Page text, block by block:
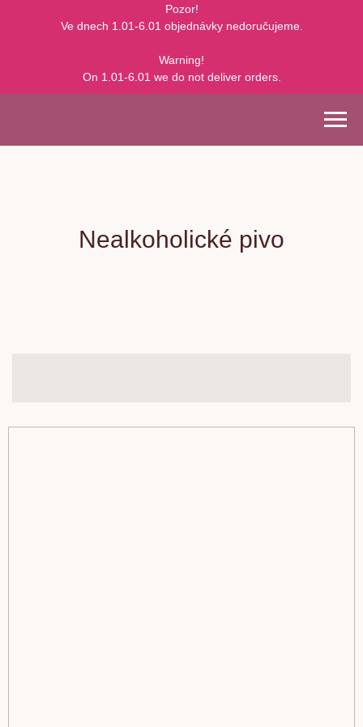
Pozor!
Ve dnech 1.01-6.01 objednávky nedoručujeme.
Warning!
On 1.01-6.01 we do not deliver orders.
Nealkoholické pivo